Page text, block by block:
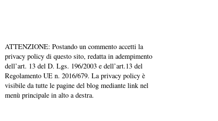
ATTENZIONE: Postando un commento accetti la
privacy policy di questo sito, redatta in adempimento
dell’art. 13 del D. Lgs. 196/2003 e dell’art.13 del
Regolamento UE n. 2016/679. La privacy policy è
visibile da tutte le pagine del blog mediante link nel
menù principale in alto a destra.